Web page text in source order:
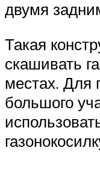
двумя
Такая
скашивать
местах. Для
большого